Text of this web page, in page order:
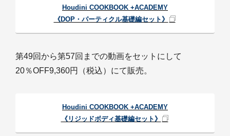
Houdini COOKBOOK +ACADEMY
《DOP・パーティクル基礎編セット》
第49回から第57回までの動画をセットにして
20％OFF9,360円（税込）にて販売。
Houdini COOKBOOK +ACADEMY
《リジッドボディ基礎編セット》